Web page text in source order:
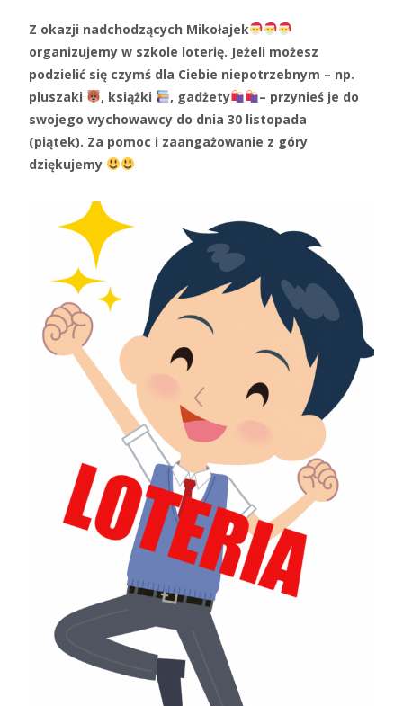
Z okazji nadchodzących Mikołajek
organizujemy w szkole loterię. Jeżeli możesz
podzielić się czymś dla Ciebie niepotrzebnym – np.
pluszaki
, książki , gadżety
– przynieś je do
swojego wychowawcy do dnia 30 listopada
(piątek). Za pomoc i zaangażowanie z góry
dziękujemy